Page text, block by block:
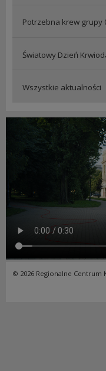
Potrzebna krew grupy
Światowy Dzień
Wszystkie aktualności
© 2026 Regionalne